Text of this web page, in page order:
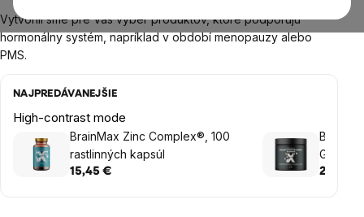
Vytvorili sme pre Vás výber produktov, ktoré podporujú
hormonálny systém, napríklad v období menopauzy alebo
PMS.
NAJPREDÁVANEJŠIE
High-contrast mode
BrainMax Zinc Complex®, 100
rastlinných kapsúl
15,45 € 20,35 €